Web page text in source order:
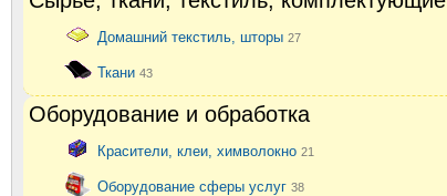
Домашний текстиль, шторы 27
Ткани 43
Оборудование и обработка
Красители, клеи, химволокно 21
Оборудование сферы услуг 38